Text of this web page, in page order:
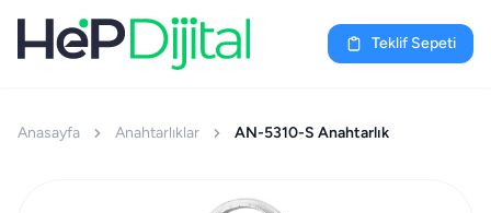
Teklif Sepeti
Anasayfa Anahtarlıklar AN-5310-S Anahtarlık